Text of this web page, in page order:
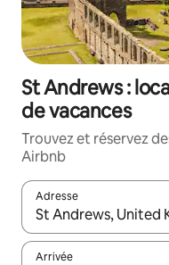
St Andrews :
de vacances
Trouvez et réservez
Airbnb
Adresse
Lorsque les résultats
Arrivée